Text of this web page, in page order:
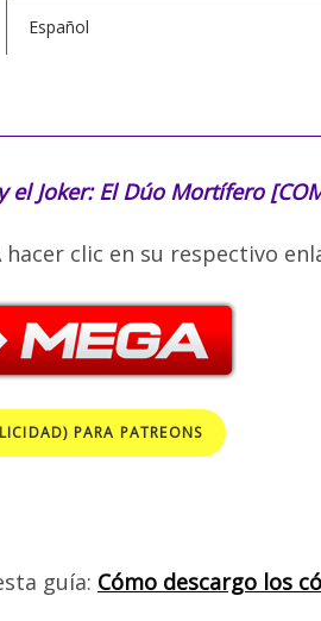
Español
el Joker: El Dúo Mortífero
clic en su respectivo
PARA PATREONS
guía: Cómo descargo los